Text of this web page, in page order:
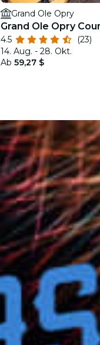
Grand Ole Opry
Grand Ole Opry
4.5
(23)
14. Aug. - 28. Okt.
Ab 59,27 $